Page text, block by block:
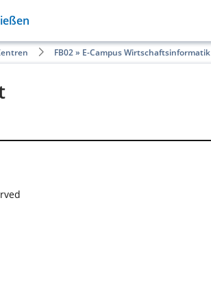
FB02 » E-Campus Wirtschaftsinformatik